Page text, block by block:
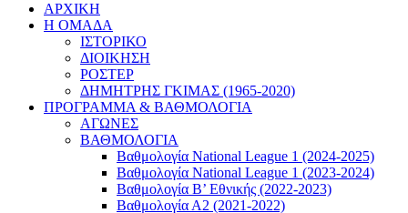
ΑΡΧΙΚΗ
Η ΟΜΑΔΑ
ΙΣΤΟΡΙΚΟ
ΔΙΟΙΚΗΣΗ
ΡΟΣΤΕΡ
ΔΗΜΗΤΡΗΣ ΓΚΙΜΑΣ (1965-2020)
ΠΡΟΓΡΑΜΜΑ & ΒΑΘΜΟΛΟΓΙΑ
ΑΓΩΝΕΣ
ΒΑΘΜΟΛΟΓΙΑ
Βαθμολογία National League 1 (2024-2025)
Βαθμολογία National League 1 (2023-2024)
Βαθμολογία Β’ Εθνικής (2022-2023)
Βαθμολογία Α2 (2021-2022)